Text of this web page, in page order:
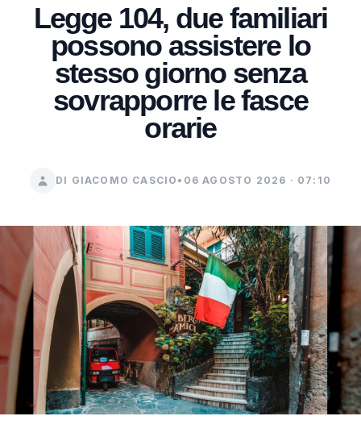
Legge 104, due familiari
possono assistere lo
stesso giorno senza
sovrapporre le fasce
orarie
DI GIACOMO CASCIO • 06 AGOSTO 2026 · 07:10